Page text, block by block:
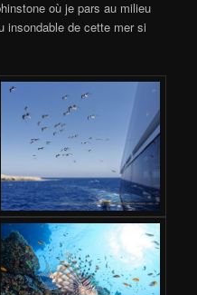
où je pars au milieu
insondable de cette mer si